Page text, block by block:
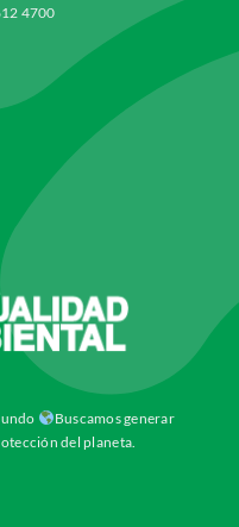
4700
Buscamos generar
del planeta.